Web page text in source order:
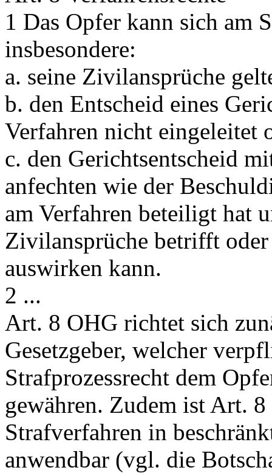
1 Das Opfer kann sich am
insbesondere:
a. seine Zivilansprüche
b. den Entscheid eines
Verfahren nicht eingeleitet
c. den Gerichtsentscheid
anfechten wie der
am Verfahren beteiligt hat
Zivilansprüche betrifft
auswirken kann.
2 ...
Art. 8 OHG richtet sich
Gesetzgeber, welcher
Strafprozessrecht dem
gewähren. Zudem ist Art. 8
Strafverfahren in
anwendbar (vgl. die